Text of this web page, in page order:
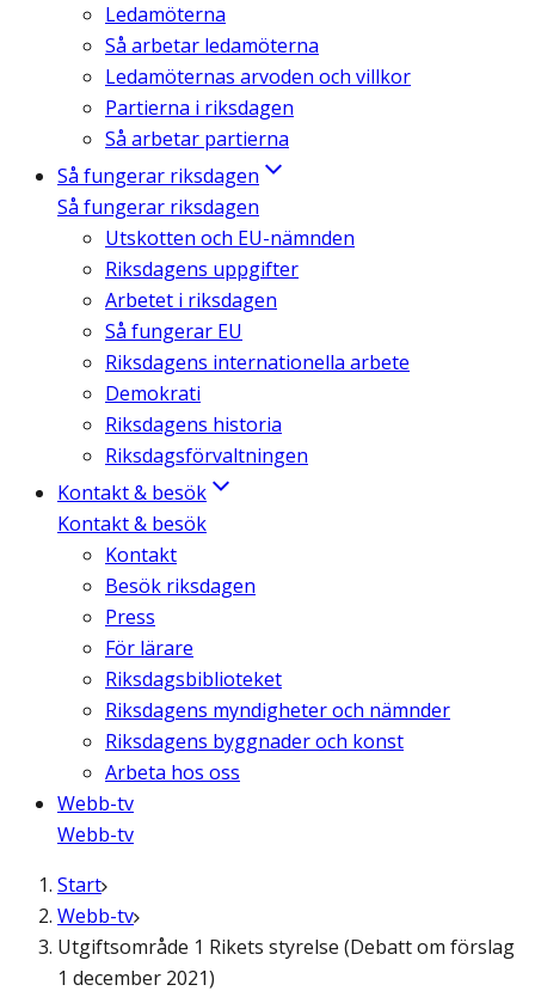
Ledamöterna
Så arbetar ledamöterna
Ledamöternas arvoden och villkor
Partierna i riksdagen
Så arbetar partierna
Så fungerar riksdagen
Så fungerar riksdagen
Utskotten och EU-nämnden
Riksdagens uppgifter
Arbetet i riksdagen
Så fungerar EU
Riksdagens internationella arbete
Demokrati
Riksdagens historia
Riksdagsförvaltningen
Kontakt & besök
Kontakt & besök
Kontakt
Besök riksdagen
Press
För lärare
Riksdagsbiblioteket
Riksdagens myndigheter och nämnder
Riksdagens byggnader och konst
Arbeta hos oss
Webb-tv
Webb-tv
Start
Webb-tv
Utgiftsområde 1 Rikets styrelse (Debatt om förslag
1 december 2021)